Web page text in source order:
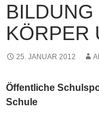
KÖRPER
25. JANUAR 2012
Öffentliche
Schule